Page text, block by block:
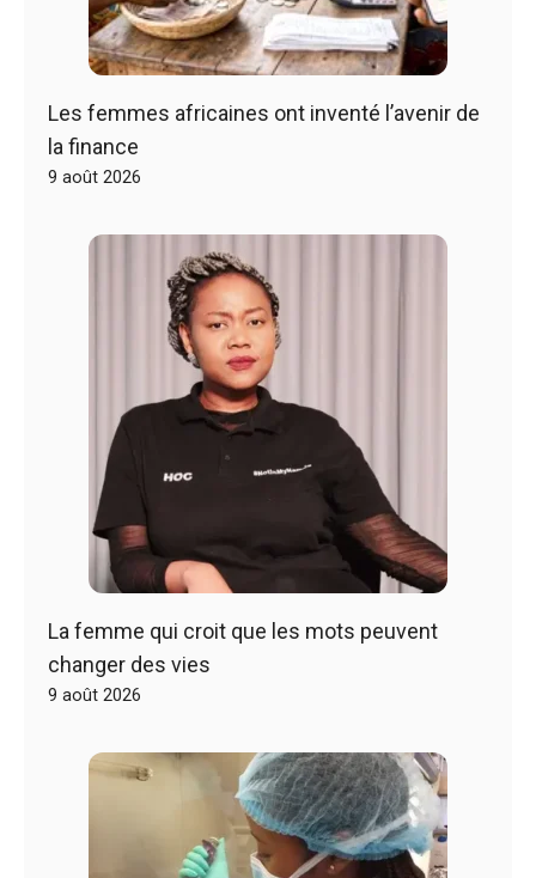
Les femmes africaines ont inventé l’avenir de
la finance
9 août 2026
La femme qui croit que les mots peuvent
changer des vies
9 août 2026